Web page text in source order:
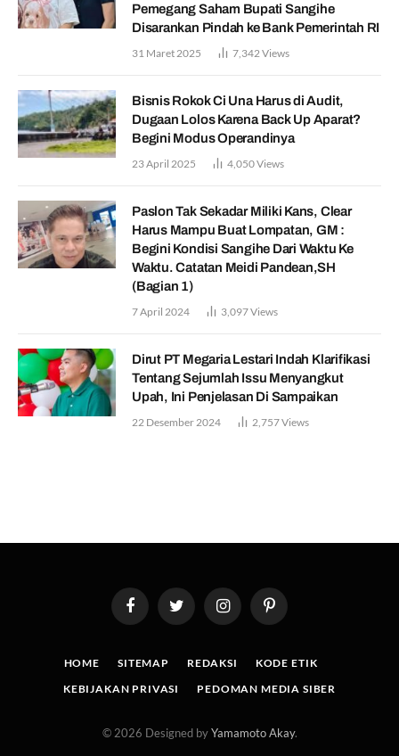
Pemegang Saham Bupati Sangihe
Disarankan Pindah ke Bank Pemerintah RI
31 Maret 2025 7,342 Views
Bisnis Rokok Ci Una Harus di Audit,
Dugaan Lolos Karena Back Up Aparat?
Begini Modus Operandinya
23 April 2025 4,050Views
Paslon Tak Sekadar Miliki Kans, Clear
Harus Mampu Buat Lompatan, GM :
Begini Kondisi Sangihe Dari Waktu Ke
Waktu. Catatan Meidi Pandean,SH
(Bagian 1)
7 April 2024 3,097Views
Dirut PT Megaria Lestari Indah Klarifikasi
Tentang Sejumlah Issu Menyangkut
Upah, Ini Penjelasan Di Sampaikan
22 Desember 2024 2,757Views
FacebookTwitter InstagramPinterest
HOME SITEMAP REDAKSI
KODE ETIK
KEBIJAKAN PRIVASI
PEDOMAN MEDIA SIBER
© 2026 Designed byYamamoto Akay.